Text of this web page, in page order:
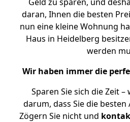
daran, Ihnen die besten
nun eine kleine Wohnung
Haus in Heidelberg
werden
Wir haben immer die
Sparen Sie sich die Zeit
darum, dass Sie die
Zögern Sie nicht und